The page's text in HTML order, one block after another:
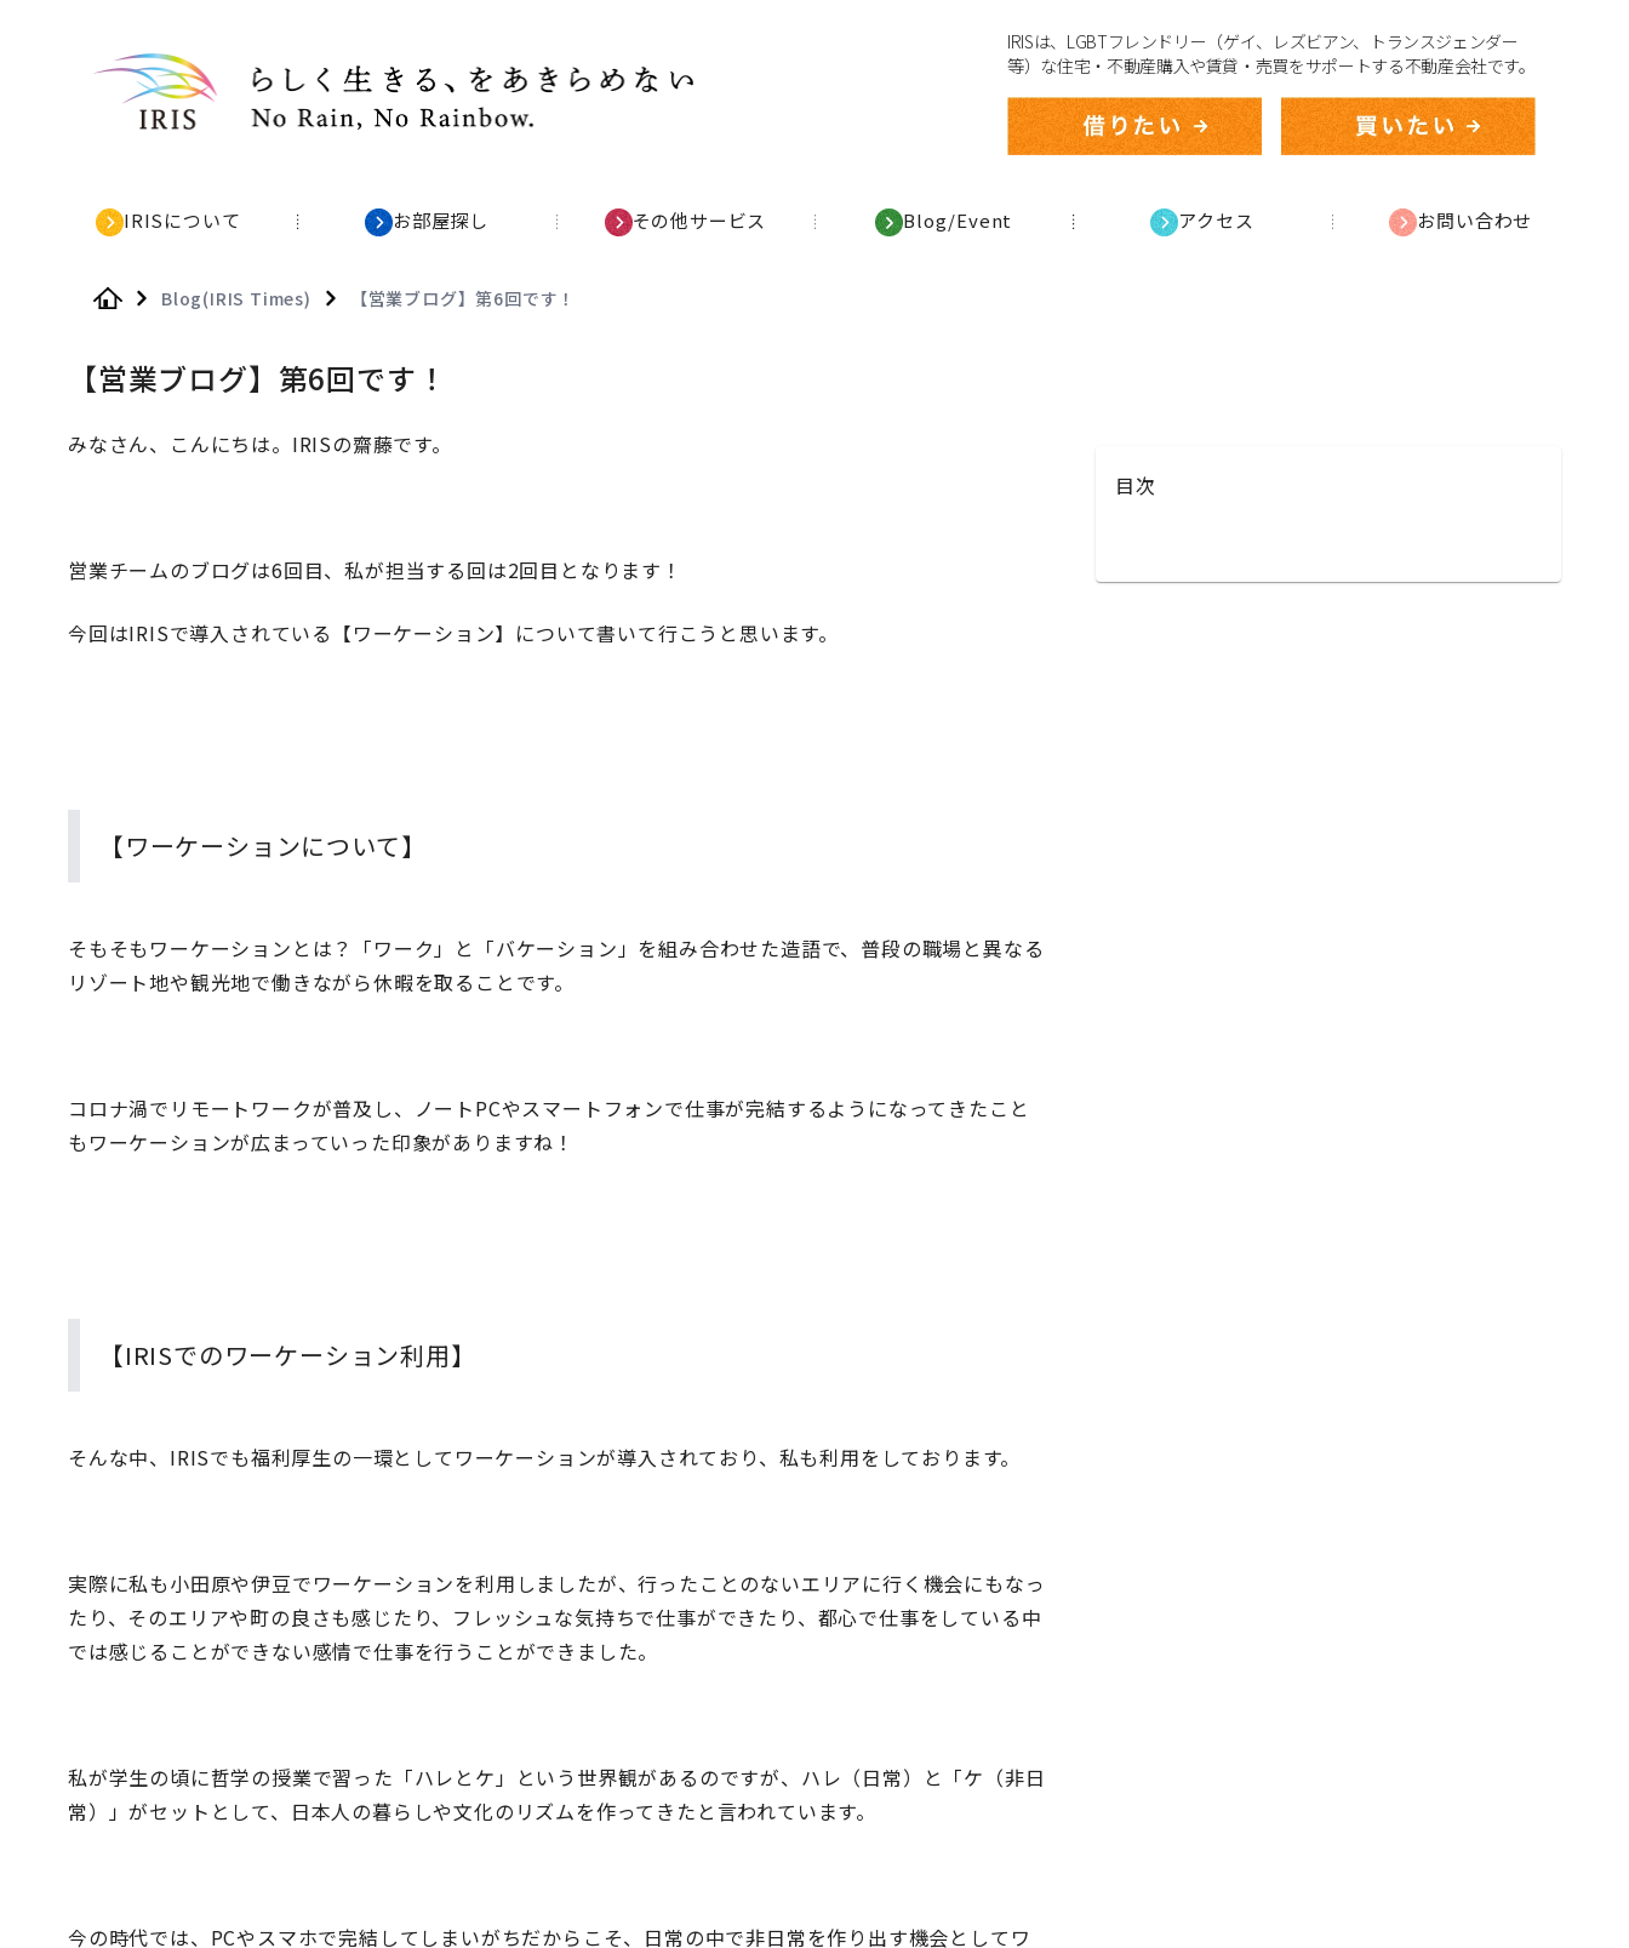
IRISは、LGBTフレンドリー（ゲイ、レズビアン、トランスジェンダー
等）な住宅・不動産購入や賃貸・売買をサポートする不動産会社です。
IRISについて お部屋探し その他サービス Blog/Event アクセス お問い合わせ
Blog(IRIS Times) 【営業ブログ】第6回です！
【営業ブログ】第6回です！
みなさん、こんにちは。IRISの齋藤です。
営業チームのブログは6回目、私が担当する回は2回目となります！
今回はIRISで導入されている【ワーケーション】について書いて行こうと思います。
【ワーケーションについて】
そもそもワーケーションとは？「ワーク」と「バケーション」を組み合わせた造語で、普段の職場と異なる
リゾート地や観光地で働きながら休暇を取ることです。
コロナ渦でリモートワークが普及し、ノートPCやスマートフォンで仕事が完結するようになってきたこと
もワーケーションが広まっていった印象がありますね！
【IRISでのワーケーション利用】
そんな中、IRISでも福利厚生の一環としてワーケーションが導入されており、私も利用をしております。
実際に私も小田原や伊豆でワーケーションを利用しましたが、行ったことのないエリアに行く機会にもなっ
たり、そのエリアや町の良さも感じたり、フレッシュな気持ちで仕事ができたり、都心で仕事をしている中
では感じることができない感情で仕事を行うことができました。
私が学生の頃に哲学の授業で習った「ハレとケ」という世界観があるのですが、ハレ（日常）と「ケ（非日
常）」がセットとして、日本人の暮らしや文化のリズムを作ってきたと言われています。
今の時代では、PCやスマホで完結してしまいがちだからこそ、日常の中で非日常を作り出す機会としてワ
目次